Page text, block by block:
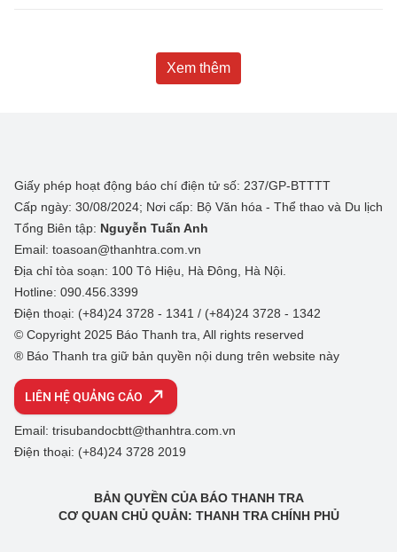
Xem thêm
Giấy phép hoạt động báo chí điện tử số: 237/GP-BTTTT
Cấp ngày: 30/08/2024; Nơi cấp: Bộ Văn hóa - Thể thao và Du lịch
Tổng Biên tập: Nguyễn Tuấn Anh
Email: toasoan@thanhtra.com.vn
Địa chỉ tòa soạn: 100 Tô Hiệu, Hà Đông, Hà Nội.
Hotline: 090.456.3399
Điện thoại: (+84)24 3728 - 1341 / (+84)24 3728 - 1342
© Copyright 2025 Báo Thanh tra, All rights reserved
® Báo Thanh tra giữ bản quyền nội dung trên website này
LIÊN HỆ QUẢNG CÁO
Email: trisubandocbtt@thanhtra.com.vn
Điện thoại: (+84)24 3728 2019
BẢN QUYỀN CỦA BÁO THANH TRA
CƠ QUAN CHỦ QUẢN: THANH TRA CHÍNH PHỦ